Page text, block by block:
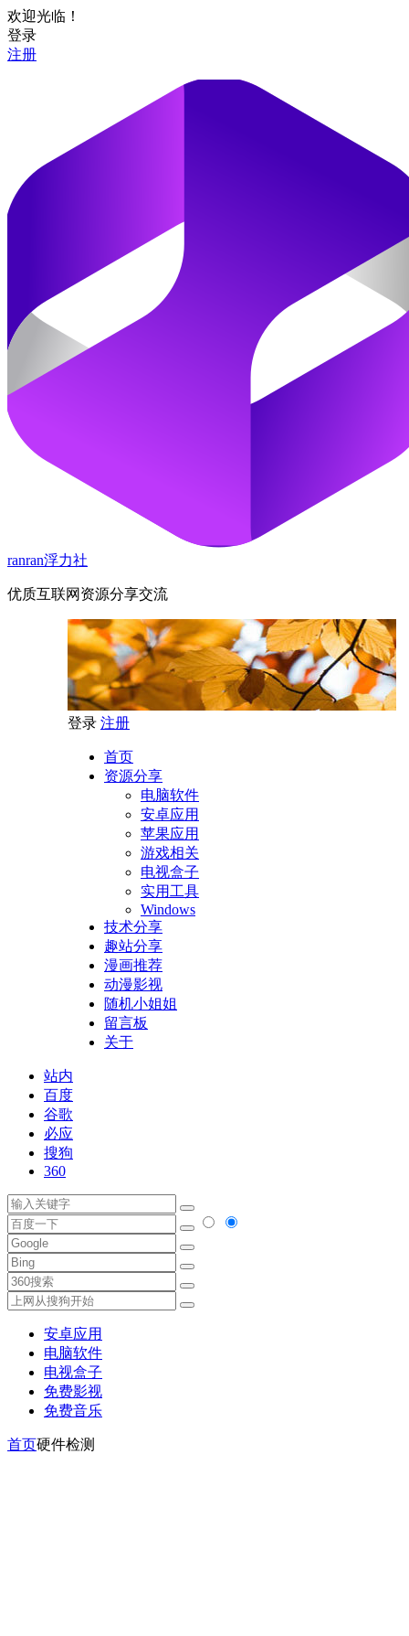
欢迎光临！
登录
注册
ranran浮力社
优质互联网资源分享交流
登录 注册
首页
资源分享
电脑软件
安卓应用
苹果应用
游戏相关
电视盒子
实用工具
Windows
技术分享
趣站分享
漫画推荐
动漫影视
随机小姐姐
留言板
关于
站内
百度
谷歌
必应
搜狗
360
安卓应用
电脑软件
电视盒子
免费影视
免费音乐
首页硬件检测